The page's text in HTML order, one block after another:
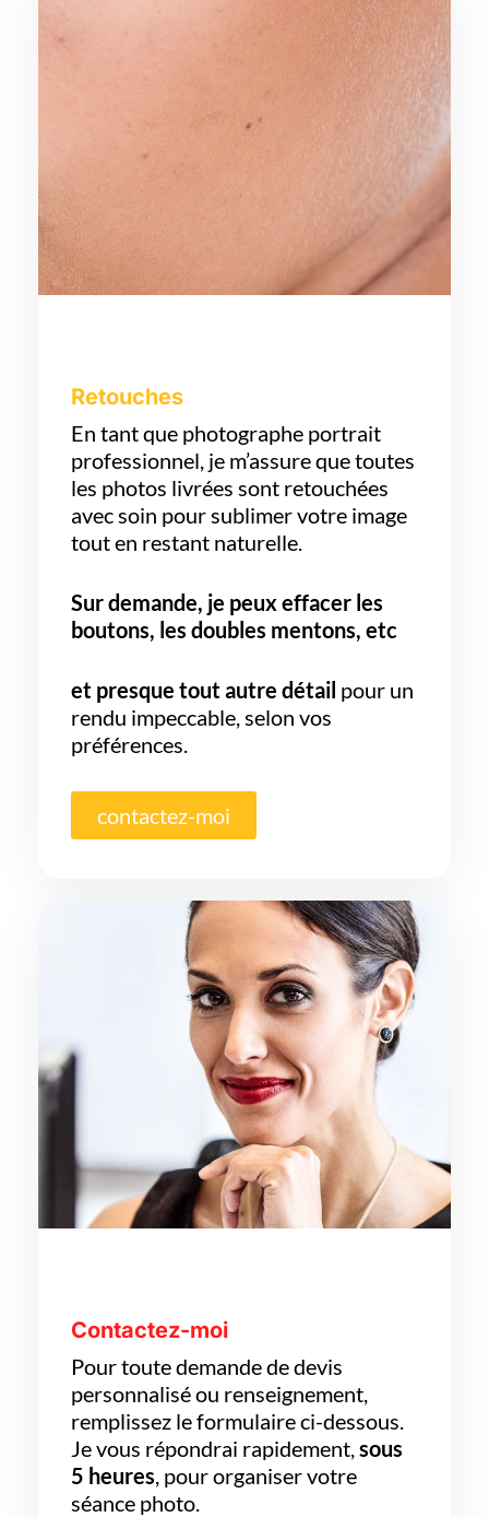
Retouches
En tant que photographe portrait
professionnel, je m’assure que toutes
les photos livrées sont retouchées
avec soin pour sublimer votre image
tout en restant naturelle.
Sur demande, je peux effacer les
boutons, les doubles mentons, etc
et presque tout autre détail pour un
rendu impeccable, selon vos
préférences.
contactez-moi
Contactez-moi
Pour toute demande de devis
personnalisé ou renseignement,
remplissez le formulaire ci-dessous.
Je vous répondrai rapidement, sous
5 heures , pour organiser votre
séance photo.